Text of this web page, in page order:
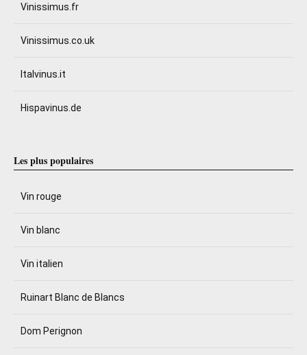
Vinissimus.fr
Vinissimus.co.uk
Italvinus.it
Hispavinus.de
Les plus populaires
Vin rouge
Vin blanc
Vin italien
Ruinart Blanc de Blancs
Dom Perignon